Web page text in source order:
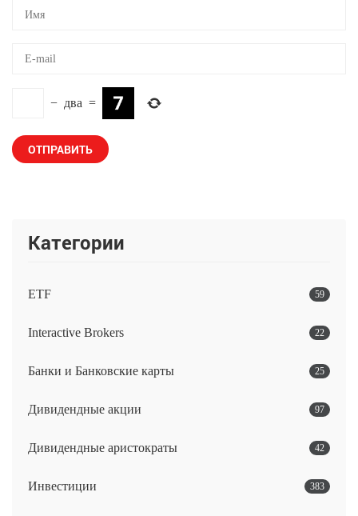
− два =
Категории
ETF 59
Interactive Brokers 22
Банки и Банковские карты 25
Дивидендные акции 97
Дивидендные аристократы 42
Инвестиции 383